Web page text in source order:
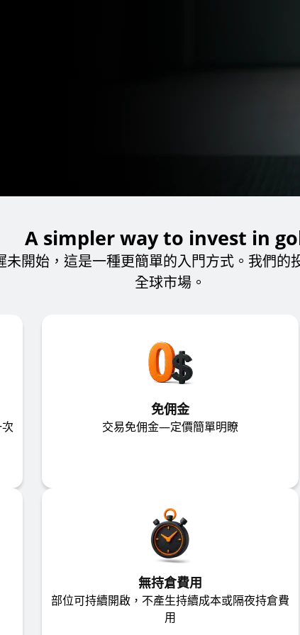
A simpler way to invest in
開始，這是一種更簡單的入門方式。我們
全球市場。
免佣金
交易免佣金—定價簡單明瞭
無持倉費用
部位可持續開啟，不產生持續成本或隔夜持倉費
用